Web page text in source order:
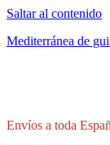
Saltar al contenido
Mediterránea de
Envíos a toda